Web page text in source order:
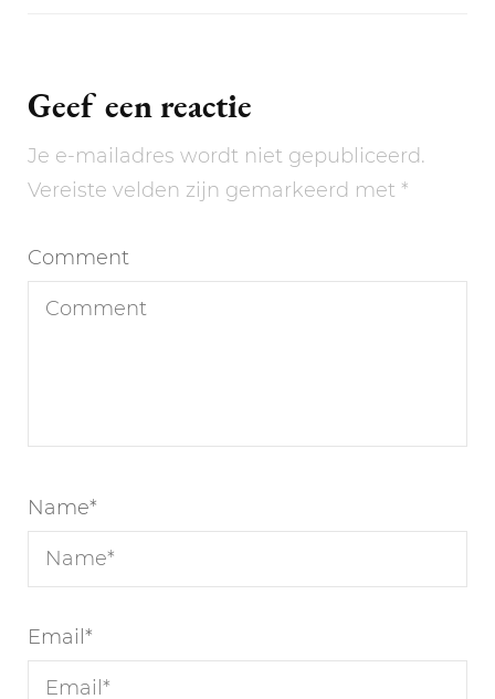
Geef een reactie
Je e-mailadres wordt niet gepubliceerd.
Vereiste velden zijn gemarkeerd met *
Comment
Name*
Email*